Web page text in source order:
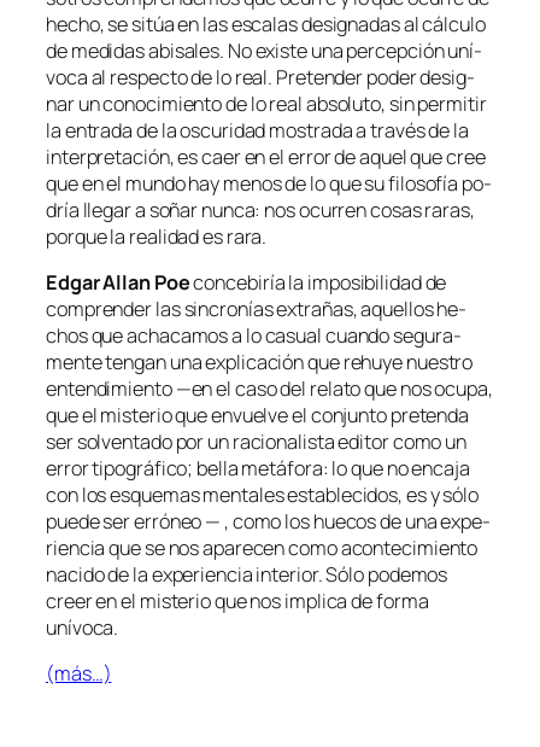
he­cho, se si­túa en las es­ca­las de­sig­na­das al cálcu­lo
de me­di­das abi­sa­les. No exis­te una per­cep­ción uní­
vo­ca al res­pec­to de lo real. Pretender po­der de­sig­
nar un co­no­ci­mien­to de lo real ab­so­lu­to, sin per­mi­tir
la en­tra­da de la os­cu­ri­dad mos­tra­da a tra­vés de la
in­ter­pre­ta­ción, es caer en el error de aquel que cree
que en el mun­do hay me­nos de lo que su fi­lo­so­fía po­
dría lle­gar a so­ñar nun­ca: nos ocu­rren co­sas ra­ras,
por­que la reali­dad es rara.
Edgar Allan Poecon­ce­bi­ría la im­po­si­bi­li­dad de
com­pren­der las sin­cro­nías ex­tra­ñas, aque­llos he­
chos que acha­ca­mos a lo ca­sual cuan­do se­gu­ra­
men­te ten­gan una ex­pli­ca­ción que rehu­ye nues­tro
en­ten­di­mien­to —en el ca­so del re­la­to que nos ocu­pa,
que el mis­te­rio que en­vuel­ve el con­jun­to pre­ten­da
ser sol­ven­ta­do por un ra­cio­na­lis­ta edi­tor co­mo un
error ti­po­grá­fi­co; be­lla me­tá­fo­ra: lo que no en­ca­ja
con los es­que­mas men­ta­les es­ta­ble­ci­dos, es y só­lo
pue­de ser erró­neo — , co­mo los hue­cos de una ex­pe­
rien­cia que se nos apa­re­cen co­mo acon­te­ci­mien­to
na­ci­do de la ex­pe­rien­cia in­te­rior. Sólo po­de­mos
creer en el mis­te­rio que nos im­pli­ca de for­ma
unívoca.
(más…)